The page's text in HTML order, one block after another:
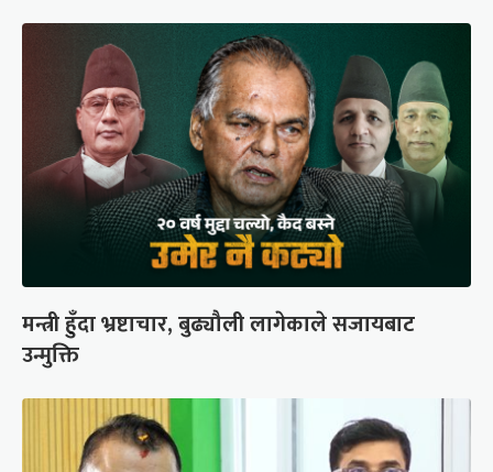
मन्त्री हुँदा भ्रष्टाचार, बुढ्यौली लागेकाले सजायबाट
उन्मुक्ति